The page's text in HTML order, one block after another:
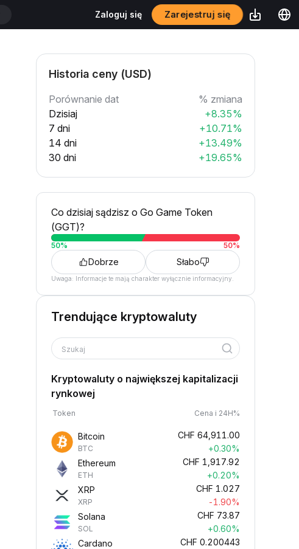
Zaloguj się Zarejestruj się
Historia ceny (USD)
Porównanie dat
% zmiana
Dzisiaj
+8.35%
7 dni
+10.71%
14 dni
+13.49%
30 dni
+19.65%
Co dzisiaj sądzisz o Go Game Token
(GGT)?
50% 50%
Dobrze Słabo
Uwaga: Informacje te mają charakter wyłącznie informacyjny.
Trendujące kryptowaluty
Szukaj
Kryptowaluty o największej kapitalizacji
rynkowej
Token Cena i 24H%
Bitcoin
BTC
CHF 64,911.00
+0.30%
Ethereum
ETH
CHF 1,917.92
+0.20%
XRP
XRP
CHF 1.027
-1.90%
Solana
SOL
CHF 73.87
+0.60%
Cardano
CHF 0.200443